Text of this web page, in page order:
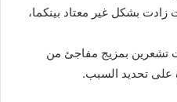
زادت بشكل غير معتاد بينكما،
تشعرين بمزيج مفاجئ من
على تحديد السبب.